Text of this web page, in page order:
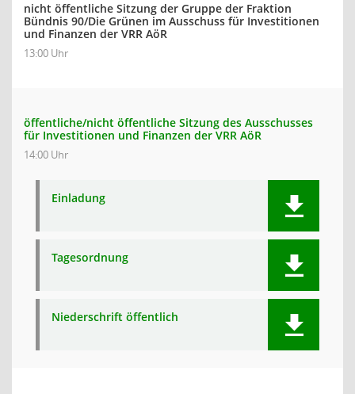
nicht öffentliche Sitzung der Gruppe der Fraktion
Bündnis 90/Die Grünen im Ausschuss für Investitionen
und Finanzen der VRR AöR
13:00 Uhr
öffentliche/nicht öffentliche Sitzung des Ausschusses
für Investitionen und Finanzen der VRR AöR
14:00 Uhr
Einladung
Tagesordnung
Niederschrift öffentlich